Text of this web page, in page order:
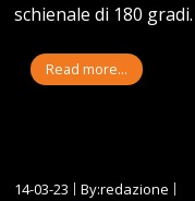
schienale di 180
Read more...
14-03-23
By:redazione